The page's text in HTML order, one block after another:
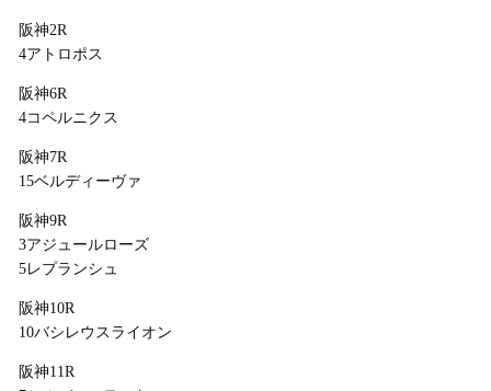
阪神2R
4アトロポス
阪神6R
4コペルニクス
阪神7R
15ベルディーヴァ
阪神9R
3アジュールローズ
5レプランシュ
阪神10R
10バシレウスライオン
阪神11R